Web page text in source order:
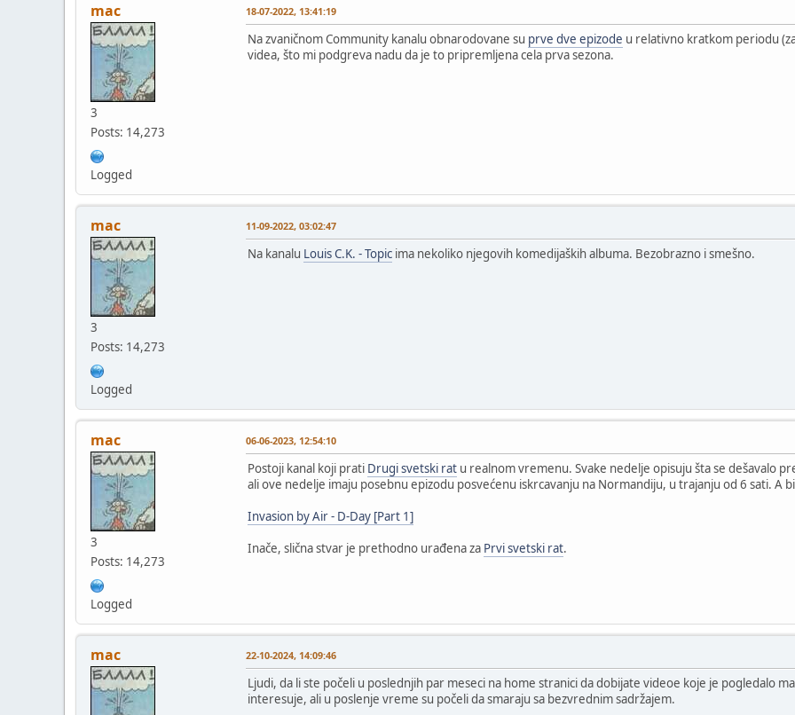
mac
3
Posts: 14,273
Logged
18-07-2022, 13:41:19
Na zvaničnom Community kanalu obnarodovane su prve dve epizode u relativno kratkom periodu
videa, što mi podgreva nadu da je to pripremljena cela prva sezona.
mac
3
Posts: 14,273
Logged
11-09-2022, 03:02:47
Na kanalu Louis C.K. - Topic ima nekoliko njegovih komedijaških albuma. Bezobrazno i smešno.
mac
3
Posts: 14,273
Logged
06-06-2023, 12:54:10
Postoji kanal koji prati Drugi svetski rat u realnom vremenu. Svake nedelje opisuju šta se dešavalo
ali ove nedelje imaju posebnu epizodu posvećenu iskrcavanju na Normandiju, u trajanju od 6 sati. A
Invasion by Air - D-Day [Part 1]
Inače, slična stvar je prethodno urađena za Prvi svetski rat.
mac 22-10-2024, 14:09:46
Ljudi, da li ste počeli u poslednjih par meseci na home stranici da dobijate videoe koje je pogledalo
interesuje, ali u poslenje vreme su počeli da smaraju sa bezvrednim sadržajem.